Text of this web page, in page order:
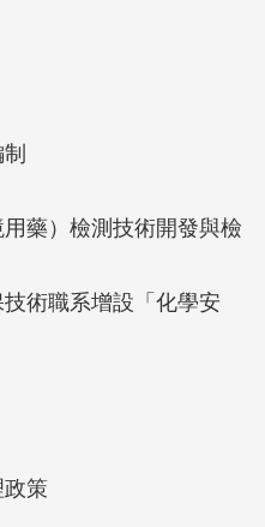
藥）檢測技術開發與檢
術職系增設「化學安
政策